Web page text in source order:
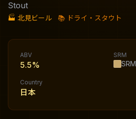
Stout
🏭 北見ビール 📚 ドライ・スタウト
ABV
5.5%
SRM
SRM
Country
日本